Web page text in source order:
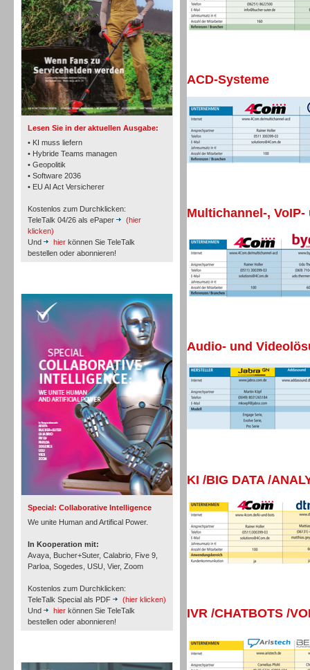
Lesen Sie in der aktuellen Ausgabe:
• KI muss liefern
• Hybride Teams managen
• Geopolitik
• Software 2036
• EU AI Act Versicherer
Kostenlos zum Durchklicken:
TeleTalk 04/26 als ePaper
(hier
klicken)
Und
hier können Sie TeleTalk
bestellen oder abonnieren!
Special: Collaborative Intelligence
We unite Human and Artifical Power.
In Kooperation mit:
Avaya, Bucher+Suter, Calabrio, Five 9,
Parloa, Sogedes, USU, Vier, Zoom
Kostenlos zum Durchklicken:
TeleTalk Special als PDF
(hier klicken)
Und
hier können Sie TeleTalk
bestellen oder abonnieren!
TK- und ACD-Systeme
Workforce-Management
Personal
Inbound
ACD-Systeme
Multichannel-,
Audio- und
KI /BIG DATA /
IVR /CHATBOTS /